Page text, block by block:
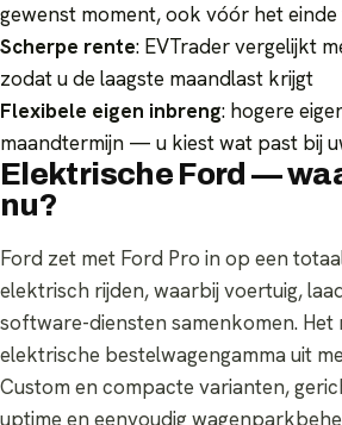
gewenst moment, ook vóór het
Scherpe rente: EVTrader vergelijkt
zodat u de laagste maandlast krijgt
Flexibele eigen inbreng: hogere
maandtermijn — u kiest wat past bij
Elektrische Ford —
nu?
Ford zet met Ford Pro in op een
elektrisch rijden, waarbij voertuig,
software-diensten samenkomen.
elektrische bestelwagengamma uit
Custom en compacte varianten,
uptime en eenvoudig